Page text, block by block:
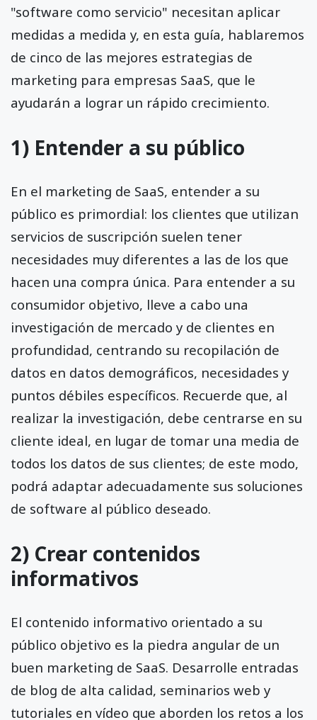
"software como servicio" necesitan aplicar
medidas a medida y, en esta guía, hablaremos
de cinco de las mejores estrategias de
marketing para empresas SaaS, que le
ayudarán a lograr un rápido crecimiento.
1) Entender a su público
En el marketing de SaaS, entender a su
público es primordial: los clientes que utilizan
servicios de suscripción suelen tener
necesidades muy diferentes a las de los que
hacen una compra única. Para entender a su
consumidor objetivo, lleve a cabo una
investigación de mercado y de clientes en
profundidad, centrando su recopilación de
datos en datos demográficos, necesidades y
puntos débiles específicos. Recuerde que, al
realizar la investigación, debe centrarse en su
cliente ideal, en lugar de tomar una media de
todos los datos de sus clientes; de este modo,
podrá adaptar adecuadamente sus soluciones
de software al público deseado.
2) Crear contenidos
informativos
El contenido informativo orientado a su
público objetivo es la piedra angular de un
buen marketing de SaaS. Desarrolle entradas
de blog de alta calidad, seminarios web y
tutoriales en vídeo que aborden los retos a los